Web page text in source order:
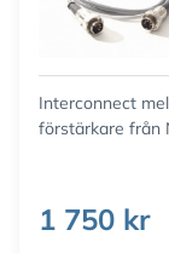
Interconnect
förstärkare från
1 750 kr